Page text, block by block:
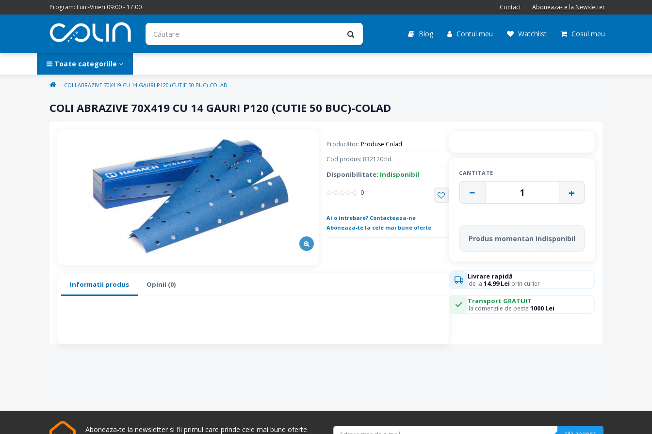
Program: Luni-Vineri 09:00 - 17:00 Contact Aboneaza-te la Newsletter
Blog Contul meu Watchlist Cosul meu
Toate categoriile
COLI ABRAZIVE 70X419 CU 14 GAURI P120 (CUTIE 50 BUC)-COLAD
COLI ABRAZIVE 70X419 CU 14 GAURI P120 (CUTIE 50 BUC)-COLAD
Producător: Produse Colad
Cod produs: 832120cld
Disponibilitate: Indisponibil
0
Ai o intrebare? Contacteaza-ne
Aboneaza-te la cele mai bune oferte
Informatii produs Opinii (0)
CANTITATE
− 1 +
Produs momentan indisponibil
Livrare rapidă
de la 14.99 Lei prin curier
Transport GRATUIT
la comenzile de peste 1000 Lei
Aboneaza-te la newsletter si fii primul care prinde cele mai bune oferte